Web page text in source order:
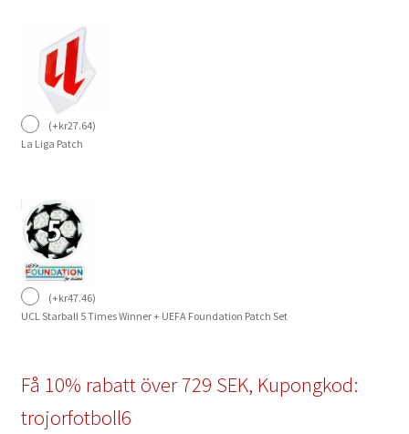
(+kr27.64)
La Liga Patch
(+kr47.46)
UCL Starball 5 Times Winner + UEFA Foundation Patch Set
Få 10% rabatt över 729 SEK, Kupongkod:
trojorfotboll6